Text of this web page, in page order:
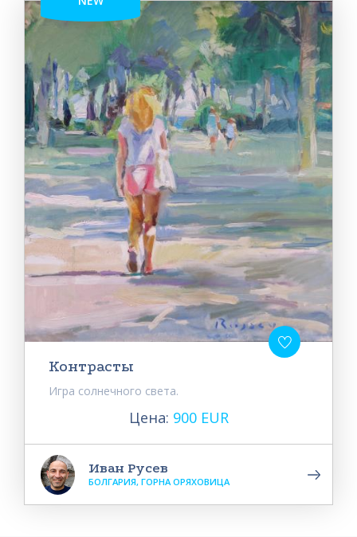
Контрасты
Игра солнечного света.
Цена: 900 EUR
Иван Русев
БОЛГАРИЯ, ГОРНА ОРЯХОВИЦА